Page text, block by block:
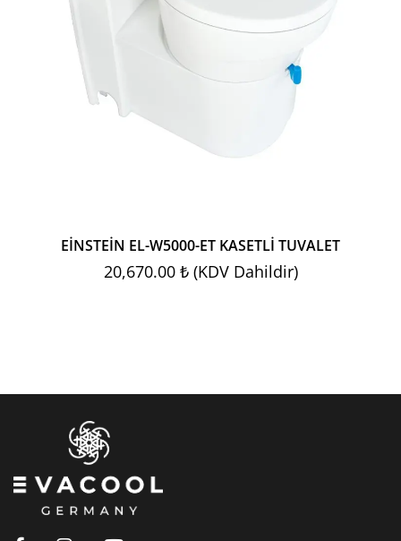
EİNSTEİN EL-W5000-ET KASETLİ TUVALET
20,670.00 ₺ (KDV Dahildir)